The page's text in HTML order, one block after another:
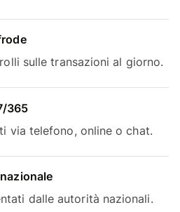
sulle transazioni al giorno.
365
via telefono, online o chat.
dalle autorità nazionali.